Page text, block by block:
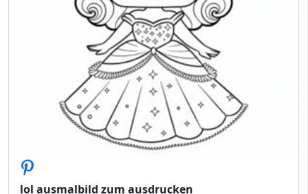
lol ausmalbild zum ausdrucken